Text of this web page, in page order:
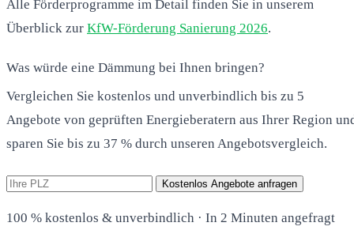
Alle Förderprogramme im Detail finden Sie in unserem
Überblick zur KfW-Förderung Sanierung 2026.
Was würde eine Dämmung bei Ihnen bringen?
Vergleichen Sie kostenlos und unverbindlich bis zu 5
Angebote von geprüften Energieberatern aus Ihrer Region
sparen Sie bis zu 37 % durch unseren Angebotsvergleich.
Kostenlos Angebote anfragen
100 % kostenlos & unverbindlich · In 2 Minuten angefragt